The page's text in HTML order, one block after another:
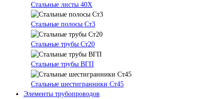
Стальные листы 40Х
Стальные полосы Ст3
Стальные трубы Ст20
Стальные трубы ВГП
Стальные шестигранники Ст45
Элементы трубопроводов